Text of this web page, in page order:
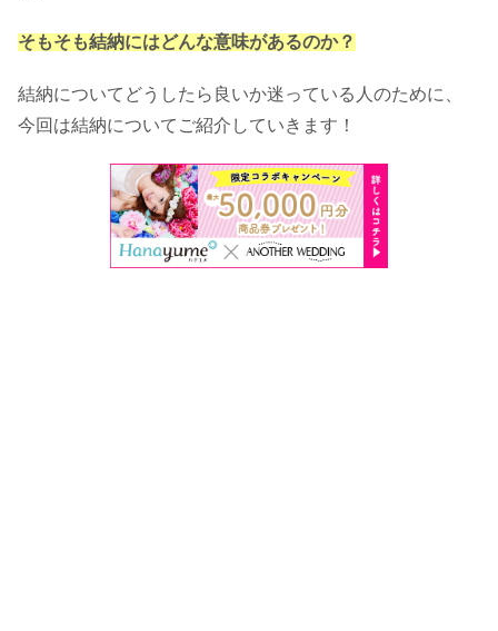
そもそも結納にはどんな意味があるのか？
結納についてどうしたら良いか迷っている人のために、
今回は結納についてご紹介していきます！